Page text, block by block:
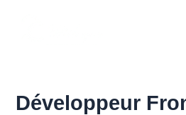
Développeur